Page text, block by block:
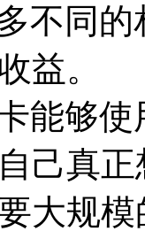
不同
益。
能够
己真
大规